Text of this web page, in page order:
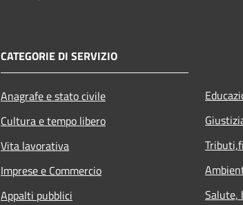
CATEGORIE DI SERVIZIO
Anagrafe e stato civile
Cultura e tempo libero
Vita lavorativa
Imprese e Commercio
Appalti pubblici
Salute,